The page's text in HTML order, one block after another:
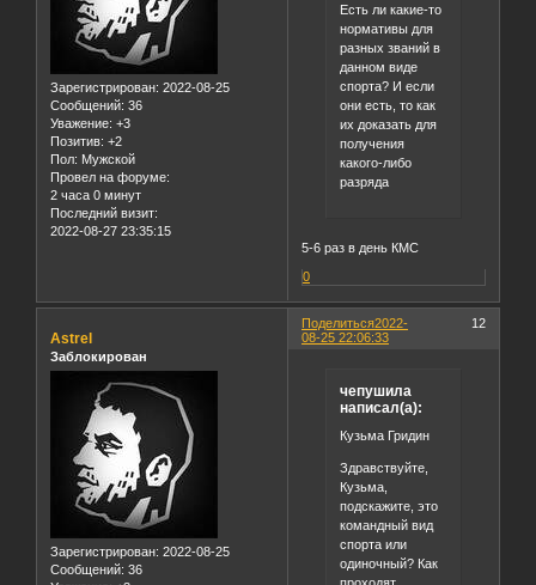
Зарегистрирован: 2022-08-25
Сообщений: 36
Уважение: +3
Позитив: +2
Пол: Мужской
Провел на форуме:
2 часа 0 минут
Последний визит:
2022-08-27 23:35:15
Есть ли какие-то
нормативы для
разных званий в
данном виде
спорта? И если
они есть, то как
их доказать для
получения
какого-либо
разряда
5-6 раз в день КМС
0
Поделиться 12
2022-
08-25 22:06:33
Astrel
Заблокирован
Зарегистрирован: 2022-08-25
Сообщений: 36
чепушила
написал(а):
Кузьма Гридин
Здравствуйте,
Кузьма,
подскажите, это
командный вид
спорта или
одиночный? Как